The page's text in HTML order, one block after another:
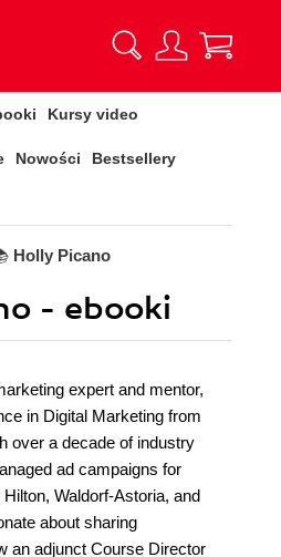
Kursy video
Nowości Bestsellery
Holly Picano
- ebooki
expert and mentor,
in Digital Marketing from
over a decade of industry
ad campaigns for
Waldorf-Astoria, and
about sharing
an adjunct Course Director